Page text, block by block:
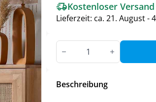
1.818,95€
1.273,30€.
Kostenloser Versand
Lieferzeit: ca. 21. August -
atlas
konsole
Menge
Beschreibung